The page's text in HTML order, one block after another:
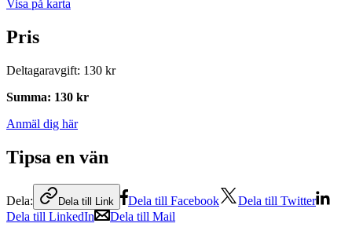
Visa på karta
Pris
Deltagaravgift: 130 kr
Summa: 130 kr
Anmäl dig här
Tipsa en vän
Dela: Dela till Link Dela till Facebook
Dela till Twitter
Dela till LinkedIn
Dela till Mail